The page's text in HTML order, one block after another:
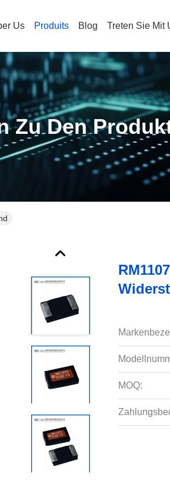
Us Produits Blog Treten Sie Mit
Zu Den
MOQ: